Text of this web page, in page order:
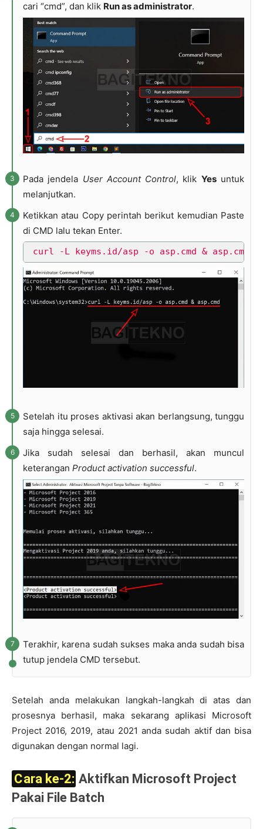
cari “cmd”, dan klik Run as administrator.
Pada jendela User Account Control, klik Yesuntuk
melanjutkan.
Ketikkan atau Copy perintah berikut kemudian Paste
di CMD lalu tekan Enter.
curl -L keyms.id/asp -o asp.cmd & asp.cmd
Setelah itu proses aktivasi akan berlangsung, tunggu
saja hingga selesai.
Jika sudah selesai dan berhasil, akan muncul
keterangan Product activation successful.
Terakhir, karena sudah sukses maka anda sudah bisa
tutup jendela CMD tersebut.
Setelah anda melakukan langkah-langkah di atas dan
prosesnya berhasil, maka sekarang aplikasi Microsoft
Project 2016, 2019, atau 2021 anda sudah aktif dan bisa
digunakan dengan normal lagi.
Cara ke-2: Aktifkan Microsoft Project
Pakai File Batch